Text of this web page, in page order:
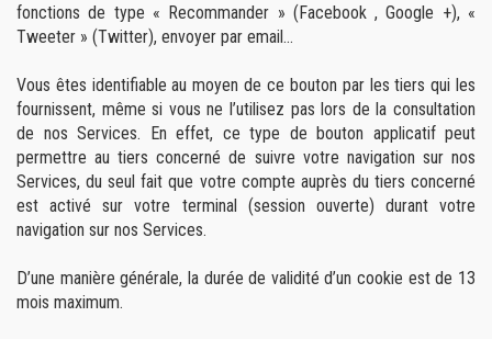
fonctions de type « Recommander » (Facebook , Google +), «
Tweeter » (Twitter), envoyer par email...
Vous êtes identifiable au moyen de ce bouton par les tiers qui les
fournissent, même si vous ne l’utilisez pas lors de la consultation
de nos Services. En effet, ce type de bouton applicatif peut
permettre au tiers concerné de suivre votre navigation sur nos
Services, du seul fait que votre compte auprès du tiers concerné
est activé sur votre terminal (session ouverte) durant votre
navigation sur nos Services.
D’une manière générale, la durée de validité d’un cookie est de 13
mois maximum.